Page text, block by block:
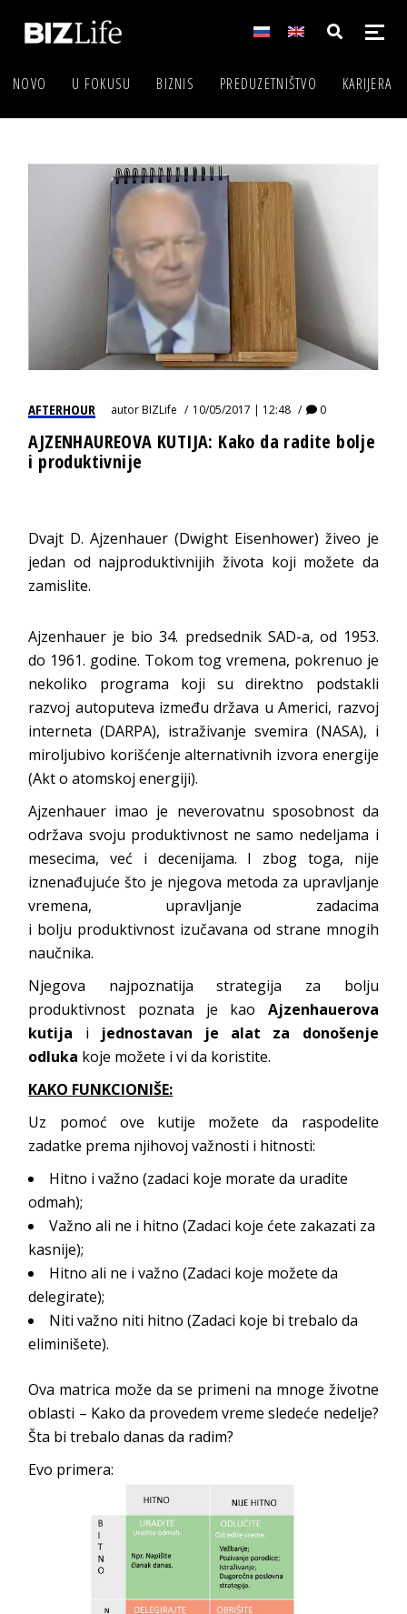
NOVO U FOKUSU BIZNIS PREDUZETNIŠTVO KARIJERA
AFTERHOUR autorBIZLife 10/05/2017 | 12:48 0
AJZENHAUREOVA KUTIJA: Kako da radite bolje
i produktivnije
Dvajt D. Ajzenhauer (Dwight Eisenhower) živeo je
jedan od najproduktivnijih života koji možete da
zamislite.
Ajzenhauer je bio 34. predsednik SAD-a, od 1953.
do 1961. godine. Tokom tog vremena, pokrenuo je
nekoliko programa koji su direktno podstakli
razvoj autoputeva između država u Americi, razvoj
interneta (DARPA), istraživanje svemira (NASA), i
miroljubivo korišćenje alternativnih izvora energije
(Akt o atomskoj energiji).
Ajzenhauer imao je neverovatnu sposobnost da
održava svoju produktivnost ne samo nedeljama i
mesecima, već i decenijama. I zbog toga, nije
iznenađujuće što je njegova metoda za upravljanje
vremena, upravljanje zadacima
i bolju produktivnost izučavana od strane mnogih
naučnika.
Njegova najpoznatija strategija za bolju
produktivnost poznata je kao Ajzenhauerova
kutija i jednostavan je alat za donošenje
odluka koje možete i vi da koristite.
KAKO FUNKCIONIŠE:
Uz pomoć ove kutije možete da raspodelite
zadatke prema njihovoj važnosti i hitnosti:
Hitno i važno (zadaci koje morate da uradite
odmah);
Važno ali ne i hitno (Zadaci koje ćete zakazati za
kasnije);
Hitno ali ne i važno (Zadaci koje možete da
delegirate);
Niti važno niti hitno (Zadaci koje bi trebalo da
eliminišete).
Ova matrica može da se primeni na mnoge životne
oblasti – Kako da provedem vreme sledeće nedelje?
Šta bi trebalo danas da radim?
Evo primera: